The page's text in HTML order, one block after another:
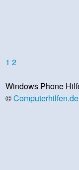
1 2
Windows Phone
©Computerhilfen.de